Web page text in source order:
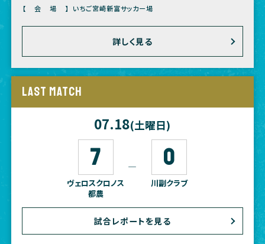
【会場】 いちご宮崎新富サッカー場
詳しく見る
LAST MATCH
07.18(土曜日)
7
ヴェロスクロノス
都農
― 0
川副クラブ
試合レポートを見る